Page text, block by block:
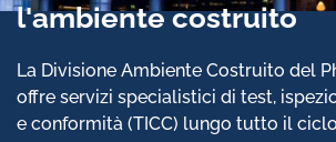
l'ambiente costruito
La Divisione Ambiente Costruito del
offre servizi specialistici di test,
e conformità (TICC) lungo tutto il